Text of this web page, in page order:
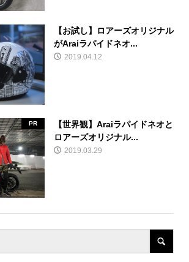
【お試し】ロアーズオリジナル
がAraiラパイドネオ...
2019.04.12
PR
【世界観】Araiラパイドネオと
ロアーズオリジナル...
2019.03.29